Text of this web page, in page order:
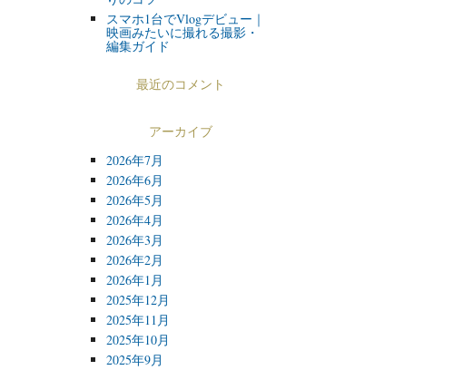
スマホ1台でVlogデビュー｜
映画みたいに撮れる撮影・
編集ガイド
最近のコメント
アーカイブ
2026年7月
2026年6月
2026年5月
2026年4月
2026年3月
2026年2月
2026年1月
2025年12月
2025年11月
2025年10月
2025年9月